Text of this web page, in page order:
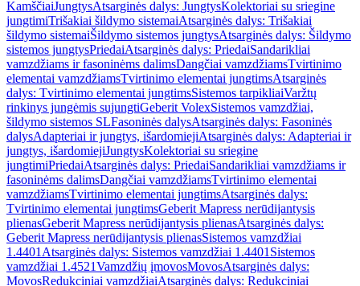
KamščiaiJungtysAtsarginės dalys: JungtysKolektoriai su sriegine
jungtimiTrišakiai šildymo sistemaiAtsarginės dalys: Trišakiai
šildymo sistemaiŠildymo sistemos jungtysAtsarginės dalys: Šildymo
sistemos jungtysPriedaiAtsarginės dalys: PriedaiSandarikliai
vamzdžiams ir fasoninėms dalimsDangčiai vamzdžiamsTvirtinimo
elementai vamzdžiamsTvirtinimo elementai jungtimsAtsarginės
dalys: Tvirtinimo elementai jungtimsSistemos tarpikliaiVaržtų
rinkinys jungėmis sujungtiGeberit VolexSistemos vamzdžiai,
šildymo sistemos SLFasoninės dalysAtsarginės dalys: Fasoninės
dalysAdapteriai ir jungtys, išardomiejiAtsarginės dalys: Adapteriai ir
jungtys, išardomiejiJungtysKolektoriai su sriegine
jungtimiPriedaiAtsarginės dalys: PriedaiSandarikliai vamzdžiams ir
fasoninėms dalimsDangčiai vamzdžiamsTvirtinimo elementai
vamzdžiamsTvirtinimo elementai jungtimsAtsarginės dalys:
Tvirtinimo elementai jungtimsGeberit Mapress nerūdijantysis
plienasGeberit Mapress nerūdijantysis plienasAtsarginės dalys:
Geberit Mapress nerūdijantysis plienasSistemos vamzdžiai
1.4401 Atsarginės dalys: Sistemos vamzdžiai 1.4401 Sistemos
vamzdžiai 1.4521Vamzdžių įmovosMovosAtsarginės dalys:
MovosRedukciniai vamzdžiaiAtsarginės dalys: Redukciniai